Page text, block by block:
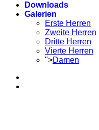
Downloads
Galerien
Erste Herren
Zweite Herren
Dritte Herren
Vierte Herren
">Damen